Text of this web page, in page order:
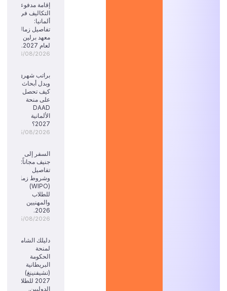
إقامة مدفوعة
التكاليف في
ألمانيا:
تفاصيل زمالة
معهد برلين
لعام 2027.
06/08/2026
براتب شهري
وبدل أبحاث:
كيف تحصل
على منحة
DAAD
الألمانية
2027؟
05/08/2026
السفر إلى
جنيف مجاناً:
تفاصيل
وشروط زمالة
(WIPO)
للطلاب
والمهنيين
2026.
05/08/2026
دليلك الشامل
لمنحة
الحكومة
البريطانية
(تشيفنينغ)
2027 للطلاب
الدوليين.